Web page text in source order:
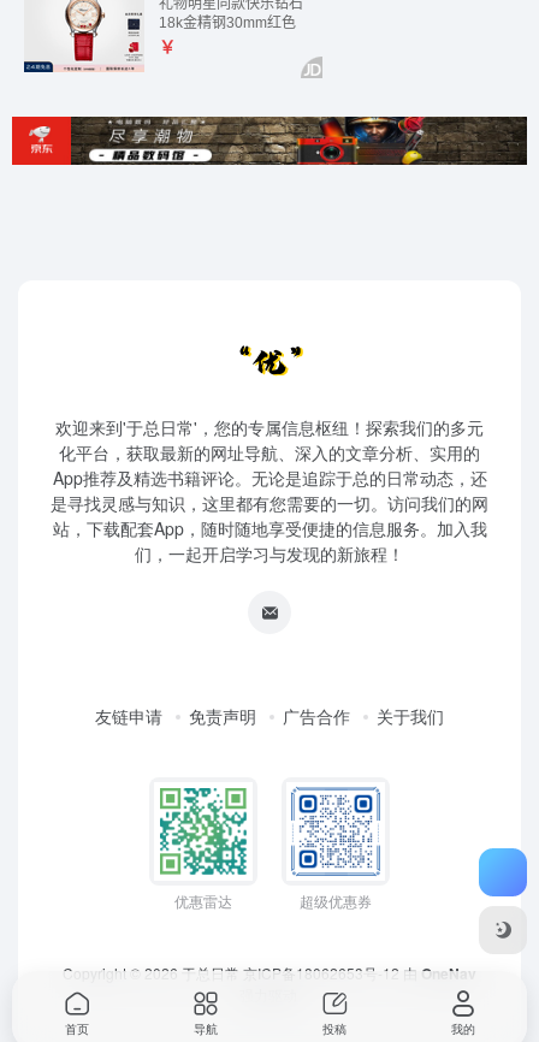
欢迎来到'于总日常'，您的专属信息枢纽！探索我们的多元
化平台，获取最新的网址导航、深入的文章分析、实用的
App推荐及精选书籍评论。无论是追踪于总的日常动态，还
是寻找灵感与知识，这里都有您需要的一切。访问我们的网
站，下载配套App，随时随地享受便捷的信息服务。加入我
们，一起开启学习与发现的新旅程！
友链申请 免责声明 广告合作 关于我们
优惠雷达 超级优惠券
Copyright © 2026 于总日常 京ICP备18062653号-12 由 OneNav
首页 导航 投稿 我的